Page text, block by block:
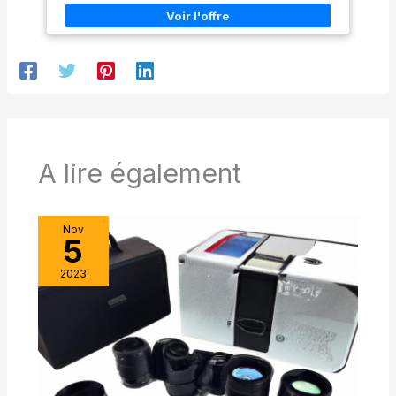
tranquille.
INCLUS : un oculaire de 20 mm et 10 mm, un viseur et un
moteur d'entraînement, Poids du trépied : 3,4 Kg LOGICIEL
DISPONIBLE : téléchargez le logiciel Starry Night Basic avec
rendus 3D d'étoiles, d'exoplanètes et de galaxies ZOOM
OPTIQUE : multiplicateur 130.0_x
A lire également
Nov
5
2023